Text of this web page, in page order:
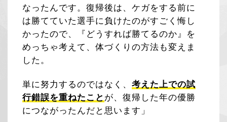
なったんです。復帰後は、ケガをする前に
は勝てていた選手に負けたのがすごく悔し
かったので、『どうすれば勝てるのか』を
めっちゃ考えて、体づくりの方法も変えま
した。
単に努力するのではなく、考えた上での試
行錯誤を重ねたこと が、復帰した年の優勝
につながったんだと思います」